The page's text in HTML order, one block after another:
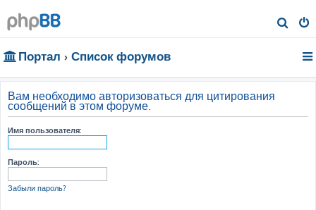
о
Портал Список форумов
Вам необходимо авторизоваться для цитирования
сообщений в этом форуме.
Имя пользователя:
Пароль:
Забыли пароль?